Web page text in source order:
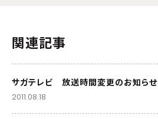
関連記事
サガテレビ 放送時間変更のお知らせ
2011.08.18